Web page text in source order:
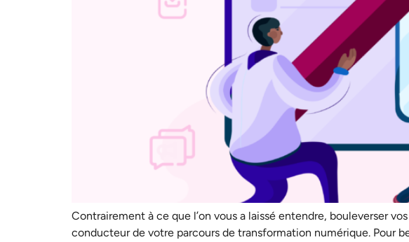
Contrairement à ce que l’on vous a laissé entendre, bouleverser
conducteur de votre parcours de transformation numérique. Pour